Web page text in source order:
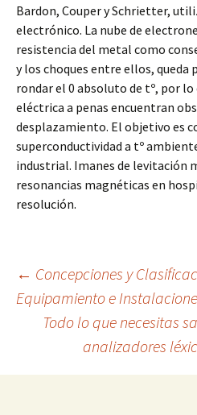
Bardon, Couper y Schrietter,
electrónico. La nube de
resistencia del metal como
y los choques entre ellos,
rondar el 0 absoluto de tº, por
eléctrica a penas encuentran
desplazamiento. El objetivo es
superconductividad a tº
industrial. Imanes de levitación
resonancias magnéticas en
resolución.
entradas
← Concepciones y
Equipamiento e
Todo lo que necesitas
analizadores